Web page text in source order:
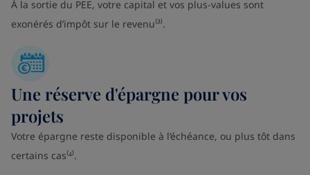
À la sortie du PEE, votre capital et vos plus-values sont
exonérés d’impôt sur le revenu⁽³⁾.
Une réserve d'épargne pour vos
projets
Votre épargne reste disponible à l’échéance, ou plus tôt dans
certains cas⁽⁴⁾.